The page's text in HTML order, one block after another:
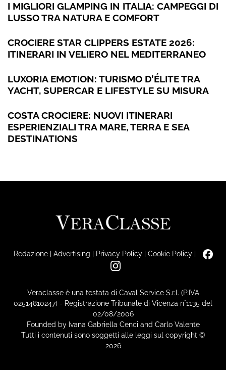
I MIGLIORI GLAMPING IN ITALIA: CAMPEGGI DI
LUSSO TRA NATURA E COMFORT
CROCIERE STAR CLIPPERS ESTATE 2026:
ITINERARI IN VELIERO NEL MEDITERRANEO
LUXORIA EMOTION: TURISMO D’ÉLITE TRA
YACHT, SUPERCAR E LIFESTYLE SU MISURA
COSTA CROCIERE: NUOVI ITINERARI
ESPERIENZIALI TRA MARE, TERRA E SEA
DESTINATIONS
Redazione| Advertising | Privacy Policy| Cookie Policy|
Veraclasse è una testata di Caval Service S.r.l. (P.IVA
02514810247) - Registrazione Tribunale di Vicenza n°1135 del
02/08/2006
Founded by Ivana Gabriella Cenci and Carlo Valente
Tutti i contenuti sono soggetti alle leggi sul copyright ©
2026